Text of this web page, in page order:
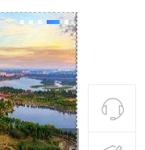
用与发展趋